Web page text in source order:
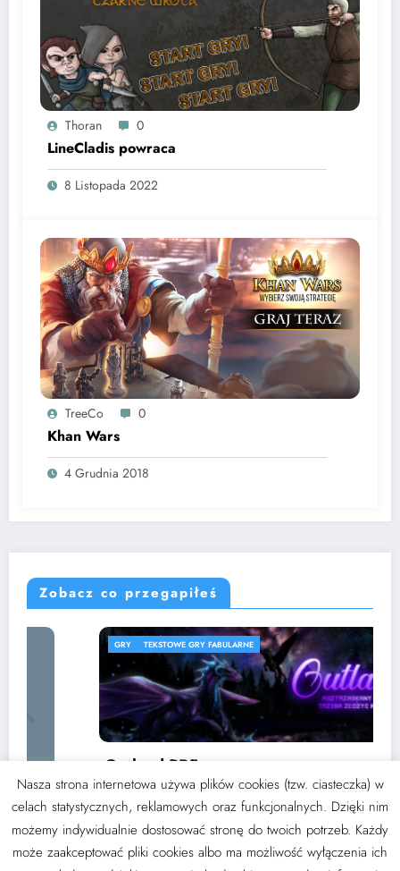
Thoran 0
LineCladis powraca
8 Listopada 2022
TreeCo 0
Khan Wars
4 Grudnia 2018
Zobacz co przegapiłeś
TEKSTOWE GRY FABULARNE
Outland PBF
3 września 2024 Thoran
Nasza strona internetowa używa plików cookies (tzw. ciasteczka) w
celach statystycznych, reklamowych oraz funkcjonalnych. Dzięki nim
możemy indywidualnie dostosować stronę do twoich potrzeb. Każdy
może zaakceptować pliki cookies albo ma możliwość wyłączenia ich